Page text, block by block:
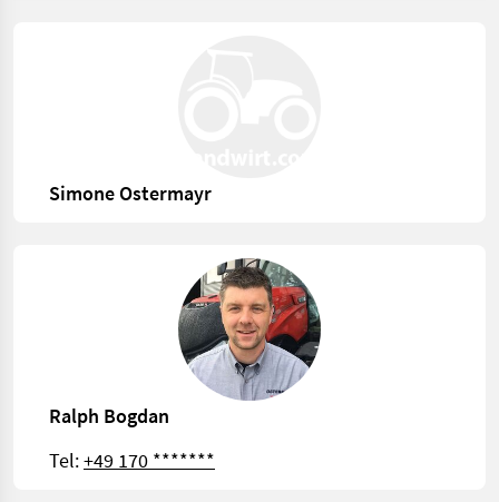
Simone Ostermayr
Ralph Bogdan
Tel:+49 170 *******